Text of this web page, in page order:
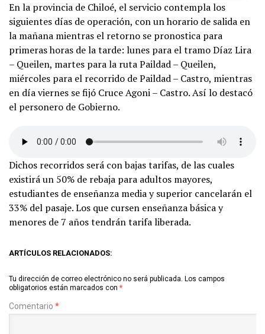
En la provincia de Chiloé, el servicio contempla los
siguientes días de operación, con un horario de salida en
la mañana mientras el retorno se pronostica para
primeras horas de la tarde: lunes para el tramo Díaz Lira
– Queilen, martes para la ruta Paildad – Queilen,
miércoles para el recorrido de Paildad – Castro, mientras
en día viernes se fijó Cruce Agoni – Castro. Así lo destacó
el personero de Gobierno.
Dichos recorridos será con bajas tarifas, de las cuales
existirá un 50% de rebaja para adultos mayores,
estudiantes de enseñanza media y superior cancelarán el
33% del pasaje. Los que cursen enseñanza básica y
menores de 7 años tendrán tarifa liberada.
ARTÍCULOS RELACIONADOS:
Tu dirección de correo electrónico no será publicada. Los campos
obligatorios están marcados con *
Comentario *